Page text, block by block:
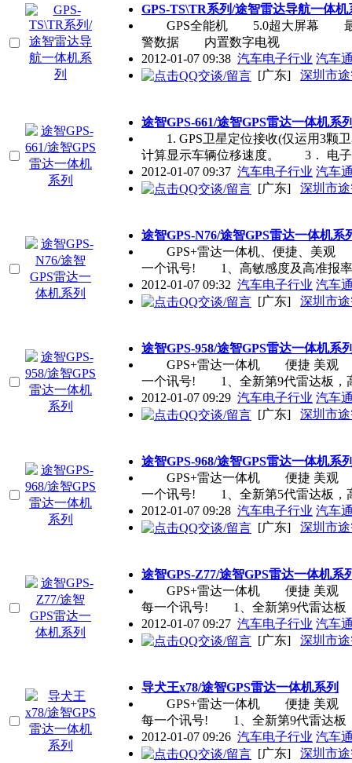
GPS-TS\TR系列/途智雷达导航一体机
GPS全能机 5.0超大屏幕 最
警数据 内置数字电视
2012-01-07 09:38 汽车电子行业 汽车
[广东]
深圳市
途智GPS-661/途智GPS雷达一体机系
1. GPS卫星定位接收(仅运用3颗
计算显示车辆位移速度。 3． 电子
2012-01-07 09:37 汽车电子行业 汽车
[广东]
深圳市
途智GPS-N76/途智GPS雷达一体机系
GPS+雷达一体机、便捷、美观
一个讯号! 1、高敏感度及高准
2012-01-07 09:32 汽车电子行业 汽车
[广东]
深圳市
途智GPS-958/途智GPS雷达一体机系
GPS+雷达一体机 便捷 美观 途
一个讯号! 1、全新第9代雷达板，
2012-01-07 09:29 汽车电子行业 汽车
[广东]
深圳市
途智GPS-968/途智GPS雷达一体机系
GPS+雷达一体机 便捷 美观 途
一个讯号! 1、全新第5代雷达板，
2012-01-07 09:28 汽车电子行业 汽车
[广东]
深圳市
途智GPS-Z77/途智GPS雷达一体机系
GPS+雷达一体机 便捷 美观 途
每一个讯号! 1、全新第9代雷达板
2012-01-07 09:27 汽车电子行业 汽车
[广东]
深圳市
导犬王x78/途智GPS雷达一体机系列
GPS+雷达一体机 便捷 美观 途
每一个讯号! 1、全新第9代雷达板
2012-01-07 09:26 汽车电子行业 汽车
[广东]
深圳市